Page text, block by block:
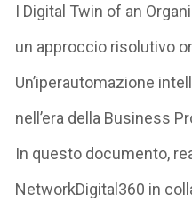
I Digital Twin of an
un approccio risolutivo
Un’iperautomazione
nell’era della Business
In questo documento,
NetworkDigital360 in